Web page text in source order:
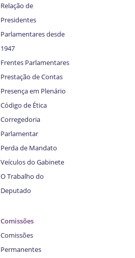
Relação de
Presidentes
Parlamentares desde
1947
Frentes Parlamentares
Prestação de Contas
Presença em Plenário
Código de Ética
Corregedoria
Parlamentar
Perda de Mandato
Veículos do Gabinete
O Trabalho do
Deputado
Comissões
Comissões
Permanentes